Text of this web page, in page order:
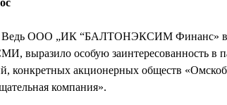
Ведь ООО „ИК “БАЛТОНЭКСИМ Финанс» в
выразило особую заинтересованность в
акционерных обществ
компания».